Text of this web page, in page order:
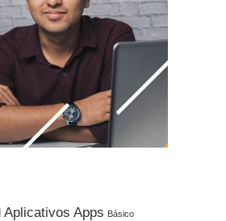
Aplicativos Apps Básico